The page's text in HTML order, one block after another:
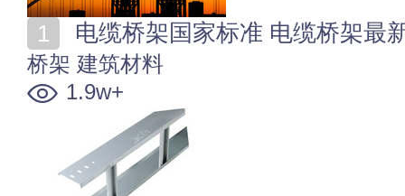
电缆桥架国家标准 电缆桥架最
桥架 建筑材料
1.9w+